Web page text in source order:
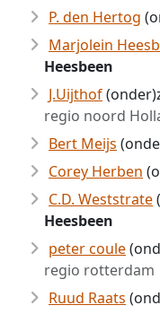
P. den Hertog
Marjolein
Heesbeen
J.Uijthof
regio noord
Bert Meijs
Corey Herben
C.D. Weststrate
Heesbeen
peter coule
regio rotterdam
Ruud Raats